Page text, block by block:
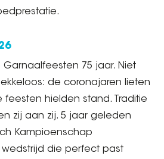
75 jaar. Niet
de coronajaren lieten
feesten hielden stand. Traditie
zij aan zij. 5 jaar geleden
Kampioenschap
wedstrijd die perfect past